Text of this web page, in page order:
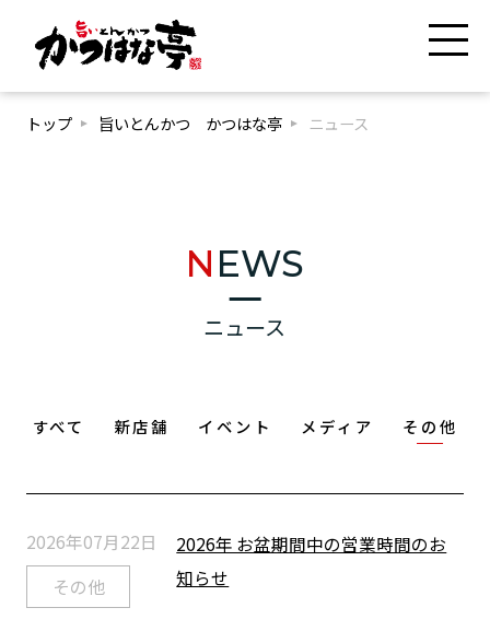
トップ 旨いとんかつ かつはな亭 ニュース
NEWS
ニュース
すべて 新店舗 イベント メディア その他
2026年07月22日
その他
2026年 お盆期間中の営業時間のお
知らせ